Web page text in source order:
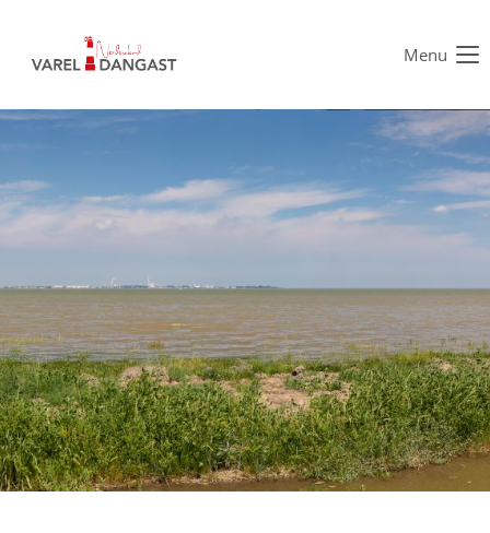
Der Eintrag "offcanvas-col1" existiert leider nicht.
Der Eintrag "offcanvas-col2" existiert leider nicht.
Der Eintrag "offcanvas-col3" existiert leider nicht.
Der Eintrag "offcanvas-col4" existiert leider nicht.
Menu